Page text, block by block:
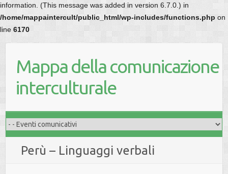
information. (This message was added in version 6.7.0.) in
/home/mappaintercult/public_html/wp-includes/functions.php on
line 6170
Mappa della comunicazione
interculturale
Perù – Linguaggi verbali